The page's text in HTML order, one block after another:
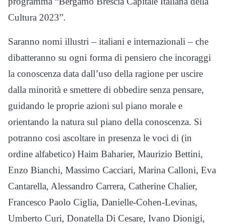
Cultura 2023”.
Saranno nomi illustri – italiani e internazionali – che
dibatteranno su ogni forma di pensiero che incoraggi
la conoscenza data dall’uso della ragione per uscire
dalla minorità e smettere di obbedire senza pensare,
guidando le proprie azioni sul piano morale e
orientando la natura sul piano della conoscenza. Si
potranno cosi ascoltare in presenza le voci di (in
ordine alfabetico) Haim Baharier, Maurizio Bettini,
Enzo Bianchi, Massimo Cacciari, Marina Calloni, Eva
Cantarella, Alessandro Carrera, Catherine Chalier,
Francesco Paolo Ciglia, Danielle-Cohen-Levinas,
Umberto Curi, Donatella Di Cesare, Ivano Dionigi,